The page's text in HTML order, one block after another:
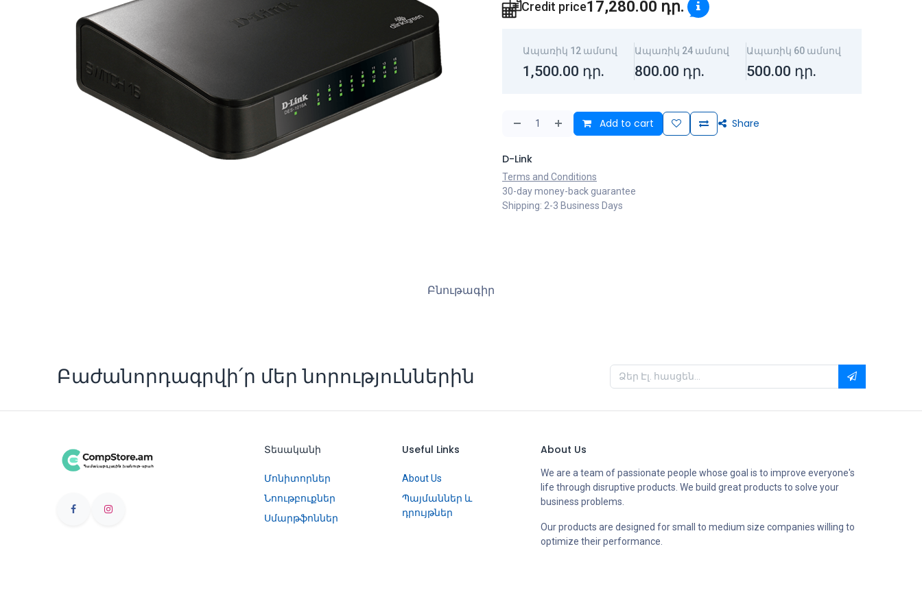
Credit price17,280.00 դր.
Ապառիկ 12 ամսով
1,500.00 դր.
Ապառիկ 24 ամսով
800.00 դր.
Ապառիկ 60 ամսով
500.00 դր.
Add to cart Share
D-Link
Terms and Conditions
30-day money-back guarantee
Shipping: 2-3 Business Days
Բնութագիր
Բաժանորդագրվի՛ր մեր նորություններին
Տեսականի
Մոնիտորներ
Նոութբուքներ
Սմարթֆոններ
Useful Links
About Us
Պայմաններ և
դրույթներ
About Us
We are a team of passionate people whose goal is to improve everyone's
life through disruptive products. We build great products to solve your
business problems.
Our products are designed for small to medium size companies willing to
optimize their performance.